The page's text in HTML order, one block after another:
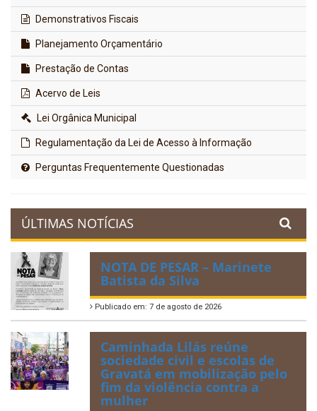
Demonstrativos Fiscais
Planejamento Orçamentário
Prestação de Contas
Acervo de Leis
Lei Orgânica Municipal
Regulamentação da Lei de Acesso à Informação
Perguntas Frequentemente Questionadas
ÚLTIMAS NOTÍCIAS
NOTA DE PESAR – Marinete
Batista da Silva
Publicado em: 7 de agosto de 2026
Caminhada Lilás reúne
sociedade civil e escolas de
Gravatá em mobilização pelo
fim da violência contra a
mulher